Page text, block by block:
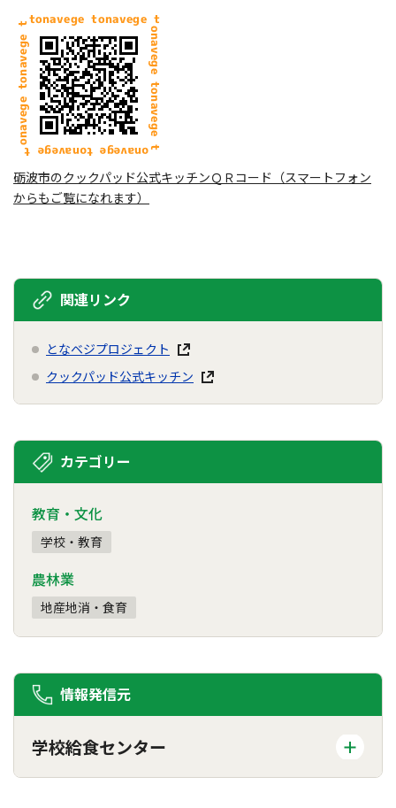
砺波市のクックパッド公式キッチンＱＲコード（スマートフォン
からもご覧になれます）
関連リンク
となベジプロジェクト
クックパッド公式キッチン
カテゴリー
教育・文化
学校・教育
農林業
地産地消・食育
情報発信元
学校給食センター